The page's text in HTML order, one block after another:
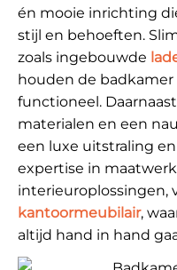
én mooie inrichting
stijl en behoeften.
zoals ingebouwde
houden de
functioneel.
materialen en een
een luxe uitstraling
expertise in
interieuroplossingen,
kantoormeubilair,
altijd hand in hand